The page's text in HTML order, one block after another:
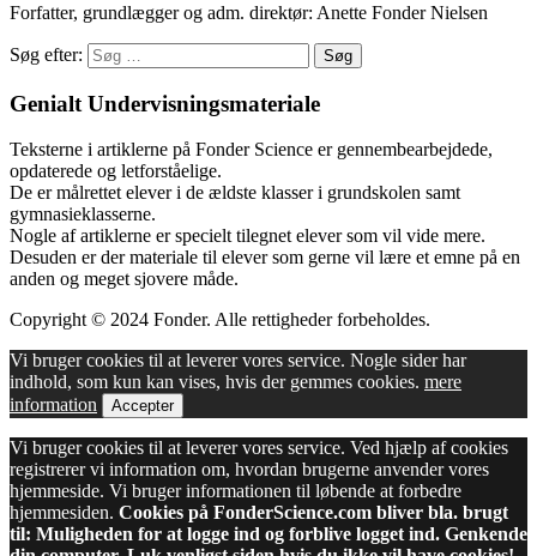
Forfatter, grundlægger og adm. direktør: Anette Fonder Nielsen
Søg efter:
Genialt Undervisningsmateriale
Teksterne i artiklerne på Fonder Science er gennembearbejdede,
opdaterede og letforståelige.
De er målrettet elever i de ældste klasser i grundskolen samt
gymnasieklasserne.
Nogle af artiklerne er specielt tilegnet elever som vil vide mere.
Desuden er der materiale til elever som gerne vil lære et emne på en
anden og meget sjovere måde.
Copyright © 2024 Fonder. Alle rettigheder forbeholdes.
Vi bruger cookies til at leverer vores service. Nogle sider har
indhold, som kun kan vises, hvis der gemmes cookies. mere
information
Accepter
Vi bruger cookies til at leverer vores service. Ved hjælp af cookies
registrerer vi information om, hvordan brugerne anvender vores
hjemmeside. Vi bruger informationen til løbende at forbedre
hjemmesiden. Cookies på FonderScience.com bliver bla. brugt
til: Muligheden for at logge ind og forblive logget ind. Genkende